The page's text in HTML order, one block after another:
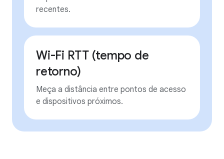
recentes.
Wi-Fi RTT (tempo de
retorno)
Meça a distância entre pontos de acesso
e dispositivos próximos.